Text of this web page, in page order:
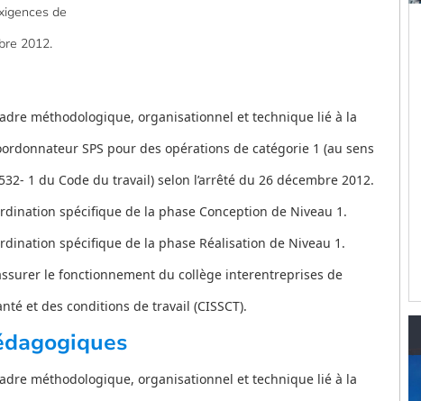
de
2012.
méthodologique, organisationnel et technique lié à la
SPS pour des opérations de catégorie 1 (au sens
1 du Code du travail) selon l’arrêté du 26 décembre 2012.
spécifique de la phase Conception de Niveau 1.
spécifique de la phase Réalisation de Niveau 1.
le fonctionnement du collège interentreprises de
et des conditions de travail (CISSCT).
méthodologique, organisationnel et technique lié à la